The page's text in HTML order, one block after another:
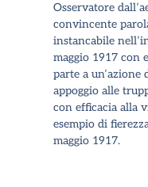
Osservatore
convincente
instancabile
maggio 1917 con
parte a un’azione
appoggio alle
con efficacia alla
esempio di
maggio 1917.